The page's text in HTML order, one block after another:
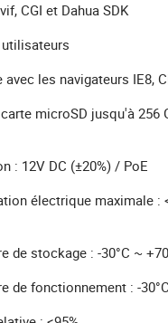
CGI et Dahua SDK
les navigateurs IE8,
microSD jusqu'à 256
: 12V DC (±20%) / PoE
électrique maximale :
de stockage : -30°C ~
de fonctionnement : -